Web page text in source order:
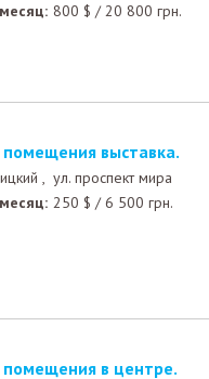
800 $ /20 800 грн.
помещения выставка.
, ул. проспект мира
250 $ /6 500 грн.
помещения в центре.